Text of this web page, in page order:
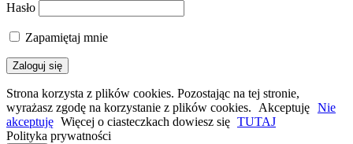
Hasło
Zapamiętaj mnie
Strona korzysta z plików cookies. Pozostając na tej stronie,
wyrażasz zgodę na korzystanie z plików cookies.
Akceptuję Nie
akceptuję Więcej o ciasteczkach dowiesz się TUTAJ
Polityka prywatności